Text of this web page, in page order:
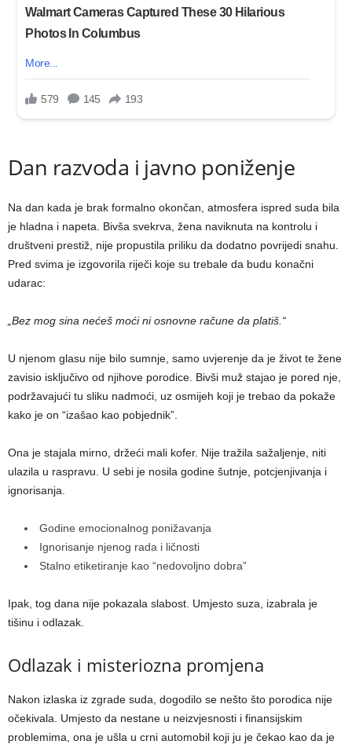
Dan razvoda i javno poniženje
Na dan kada je brak formalno okončan, atmosfera ispred suda bila
je hladna i napeta. Bivša svekrva, žena naviknuta na kontrolu i
društveni prestiž, nije propustila priliku da dodatno povrijedi snahu.
Pred svima je izgovorila riječi koje su trebale da budu konačni
udarac:
„Bez mog sina nećeš moći ni osnovne račune da platiš.“
U njenom glasu nije bilo sumnje, samo uvjerenje da je život te žene
zavisio isključivo od njihove porodice. Bivši muž stajao je pored nje,
podržavajući tu sliku nadmoći, uz osmijeh koji je trebao da pokaže
kako je on “izašao kao pobjednik”.
Ona je stajala mirno, držeći mali kofer. Nije tražila sažaljenje, niti
ulazila u raspravu. U sebi je nosila godine šutnje, potcjenjivanja i
ignorisanja.
Godine emocionalnog ponižavanja
Ignorisanje njenog rada i ličnosti
Stalno etiketiranje kao “nedovoljno dobra”
Ipak, tog dana nije pokazala slabost. Umjesto suza, izabrala je
tišinu i odlazak.
Odlazak i misteriozna promjena
Nakon izlaska iz zgrade suda, dogodilo se nešto što porodica nije
očekivala. Umjesto da nestane u neizvjesnosti i finansijskim
problemima, ona je ušla u crni automobil koji ju je čekao kao da je